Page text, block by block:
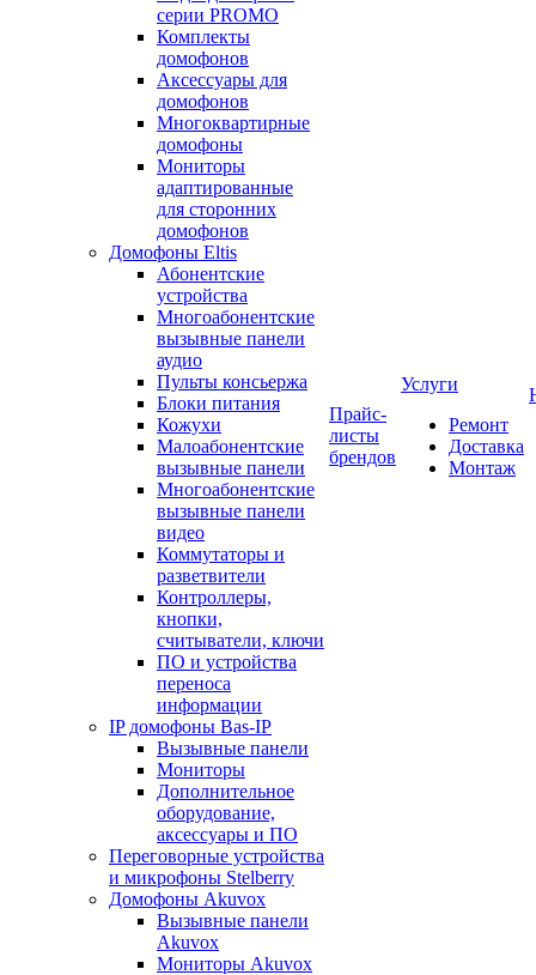
серии PROMO
Комплекты
домофонов
Аксессуары для
домофонов
Многоквартирные
домофоны
Мониторы
адаптированные
для сторонних
домофонов
Домофоны Eltis
Абонентские
устройства
Многоабонентские
вызывные панели
аудио
Пульты консьержа
Блоки питания
Кожухи
Малоабонентские
вызывные панели
Многоабонентские
вызывные панели
видео
Коммутаторы и
разветвители
Контроллеры,
кнопки,
считыватели, ключи
ПО и устройства
переноса
информации
IP домофоны Bas-IP
Вызывные панели
Мониторы
Дополнительное
оборудование,
аксессуары и ПО
Переговорные устройства
и микрофоны Stelberry
Домофоны Akuvox
Вызывные панели
Akuvox
Мониторы Akuvox
Прайс-
листы
брендов
Услуги
Ремонт
Доставка
Монтаж